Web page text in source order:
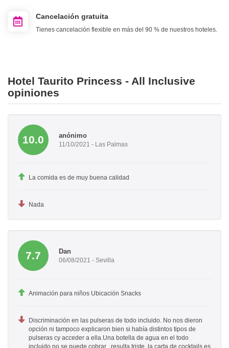
Cancelación gratuita
Tienes cancelación flexible en más del 90 % de nuestros hoteles.
Hotel Taurito Princess - All Inclusive
opiniones
10.0 anónimo
11/10/2021 - Las Palmas
La comida es de muy buena calidad
Nada
7.7 Dan
06/08/2021 - Sevilla
Animación para niños Ubicación Snacks
Discriminación en las pulseras de todo incluido. No nos dieron
opción ni tampoco explicaron bien si había distintos tipos de
pulseras cy acceder a ella.Una botella de agua en el todo
incluido no se puede cobrar , resulta triste, la carta de cocktails es